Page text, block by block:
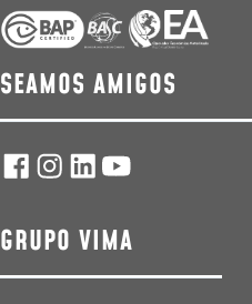
SEAMOS AMIGOS
GRUPO VIMA